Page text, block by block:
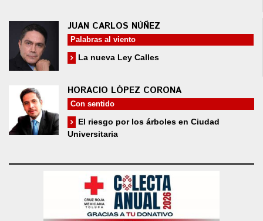
JUAN CARLOS NÚÑEZ
Palabras al viento
La nueva Ley Calles
HORACIO LÓPEZ CORONA
Con sentido
El riesgo por los árboles en Ciudad
Universitaria